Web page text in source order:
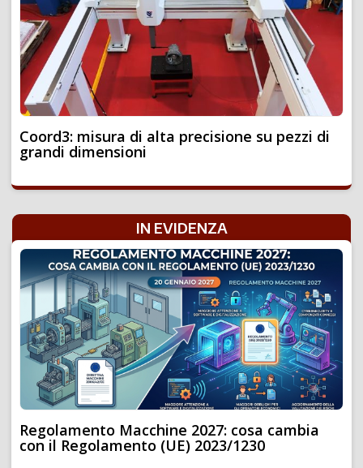
Coord3: misura di alta precisione su pezzi di
grandi dimensioni
IN EVIDENZA
Regolamento Macchine 2027: cosa cambia
con il Regolamento (UE) 2023/1230